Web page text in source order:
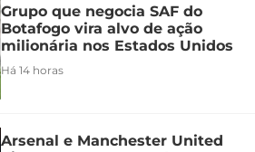
Grupo que negocia SAF do
Botafogo vira alvo de ação
milionária nos Estados Unidos
Há 14 horas
Arsenal e Manchester United